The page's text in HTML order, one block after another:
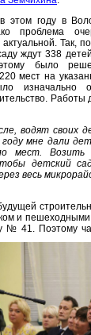
году в
проблема
Так,
ждут 338
было
мест на
изначально
водят своих
мне дали
мест. Возить
детский
весь
и
№ 41. Поэтому